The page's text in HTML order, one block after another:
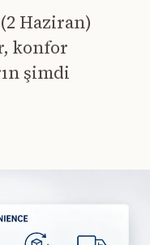
Haziran)
konfor
şimdi